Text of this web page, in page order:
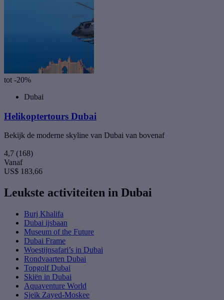
tot -20%
Dubai
Helikoptertours Dubai
Bekijk de moderne skyline van Dubai van bovenaf
4,7 (168)
Vanaf
US$ 183,66
Leukste activiteiten in Dubai
Burj Khalifa
Dubai ijsbaan
Museum of the Future
Dubai Frame
Woestijnsafari’s in Dubai
Rondvaarten Dubai
Topgolf Dubai
Skiën in Dubai
Aquaventure World
Sjeik Zayed-Moskee